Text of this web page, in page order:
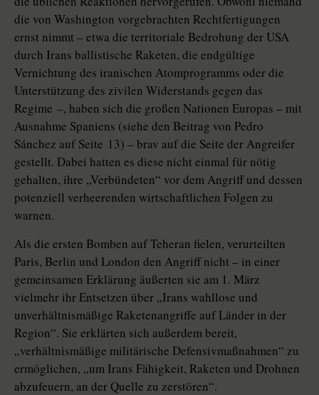
die von Washington vorgebrachten Rechtfertigungen
ernst nimmt – etwa die territoriale Bedrohung der USA
durch Irans ballistische Raketen, die endgültige
Vernichtung des iranischen Atomprogramms oder die
Unterstützung des zivilen Widerstands gegen das
Regime –, haben sich die großen Nationen Europas – mit
Ausnahme Spaniens (siehe den Beitrag von Pedro
Sánchez auf Seite 13) – brav auf die Seite der Angreifer
gestellt. Dabei hatten es diese nicht einmal für nötig
gehalten, ihre „Verbündeten“ vor dem Angriff und dessen
potenziell verheerenden wirtschaftlichen Folgen zu
warnen.
Als die ersten Bomben auf Teheran fielen, verurteilten
Paris, Berlin und London den Angriff nicht – in einer
gemeinsamen Erklärung äußerten sie am 1. März
vielmehr ihr Entsetzen über „Irans wahllose und
unverhältnismäßige Raketenangriffe auf Länder in der
Region“. Sie erklärten sich außerdem bereit,
„verhältnismäßige militärische Defensivmaßnahmen“ zu
ermöglichen, „um Irans Fähigkeit, Raketen und Drohnen
abzufeuern, an der Quelle zu zerstören“.